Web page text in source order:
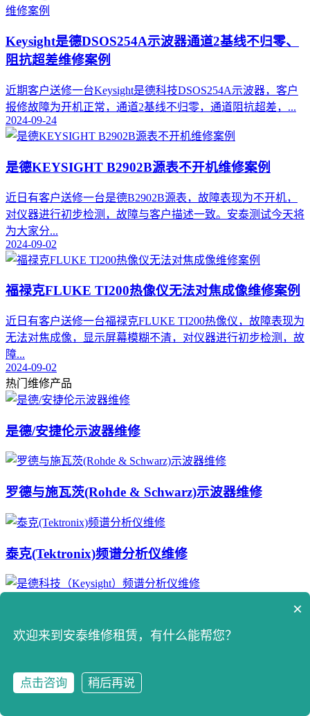
Keysight是德DSOS254A示波器通道2基线不归零、
阻抗超差维修案例
近期客户送修一台Keysight是德科技DSOS254A示波器，客户
报修故障为开机正常，通道2基线不归零，通道阻抗超差，...
2024-09-24
是德KEYSIGHT B2902B源表不开机维修案例
近日有客户送修一台是德B2902B源表，故障表现为不开机，
对仪器进行初步检测，故障与客户描述一致。安泰测试今天将
为大家分...
2024-09-02
福禄克FLUKE TI200热像仪无法对焦成像维修案例
近日有客户送修一台福禄克FLUKE TI200热像仪，故障表现为
无法对焦成像，显示屏幕模糊不清，对仪器进行初步检测，故
障...
2024-09-02
热门维修产品
是德/安捷伦示波器维修
罗德与施瓦茨(Rohde & Schwarz)示波器维修
泰克(Tektronix)频谱分析仪维修
吉时利(Keithley)源测量单元（源表）维修
×
欢迎来到安泰维修租赁，有什么能帮您？
点击咨询
稍后再说
点击咨询